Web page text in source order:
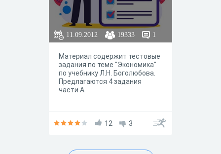
11.09.2012 19333 1
Материал содержит тестовые
задания по теме "Экономика"
по учебнику Л.Н. Боголюбова.
Предлагаются 4 задания
части А.
12 3